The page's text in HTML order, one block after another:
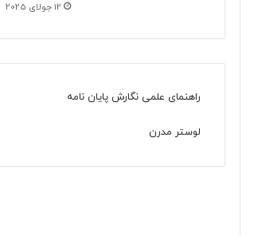
12 جولای 2025
راهنمای علمی نگارش پایان نامه
لوستر مدرن